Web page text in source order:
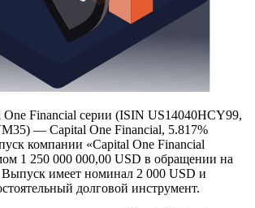
Financial серии (ISIN US14040HCY99,
— Capital One Financial, 5.817%
компании «Capital One Financial
1 250 000 000,00 USD в обращении на
Выпуск имеет номинал 2 000 USD и
долговой инструмент.